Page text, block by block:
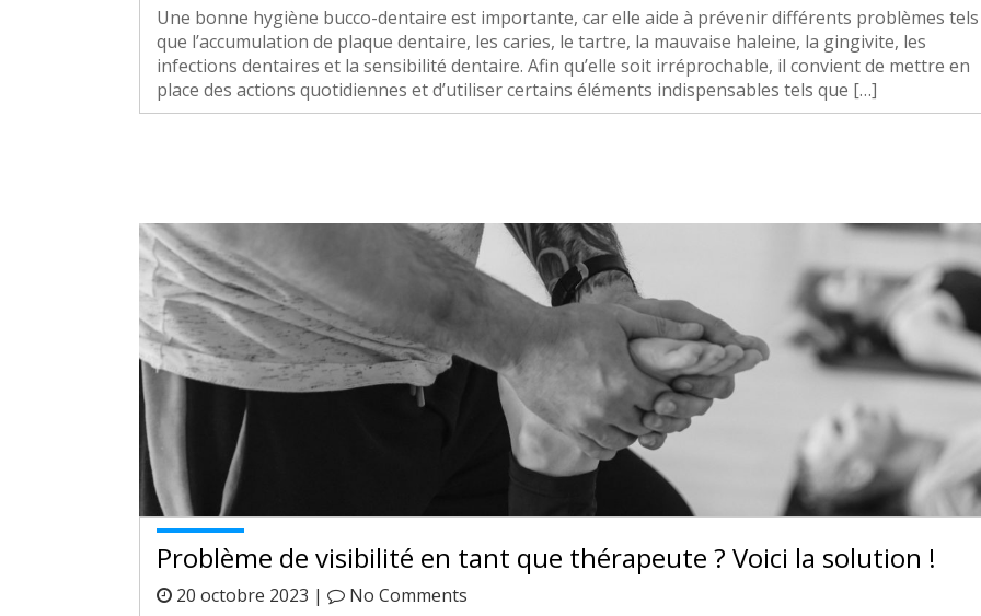
Une bonne hygiène bucco-dentaire est importante, car elle aide à prévenir différents problèmes tels
que l’accumulation de plaque dentaire, les caries, le tartre, la mauvaise haleine, la gingivite, les
infections dentaires et la sensibilité dentaire. Afin qu’elle soit irréprochable, il convient de mettre en
place des actions quotidiennes et d’utiliser certains éléments indispensables tels que […]
Problème de visibilité en tant que thérapeute ? Voici la solution !
20 octobre 2023 | No Comments